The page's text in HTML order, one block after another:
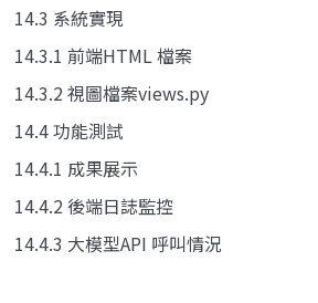
14.3 系統實現
14.3.1 前端HTML 檔案
14.3.2 視圖檔案views.py
14.4 功能測試
14.4.1 成果展示
14.4.2 後端日誌監控
14.4.3 大模型API 呼叫情況